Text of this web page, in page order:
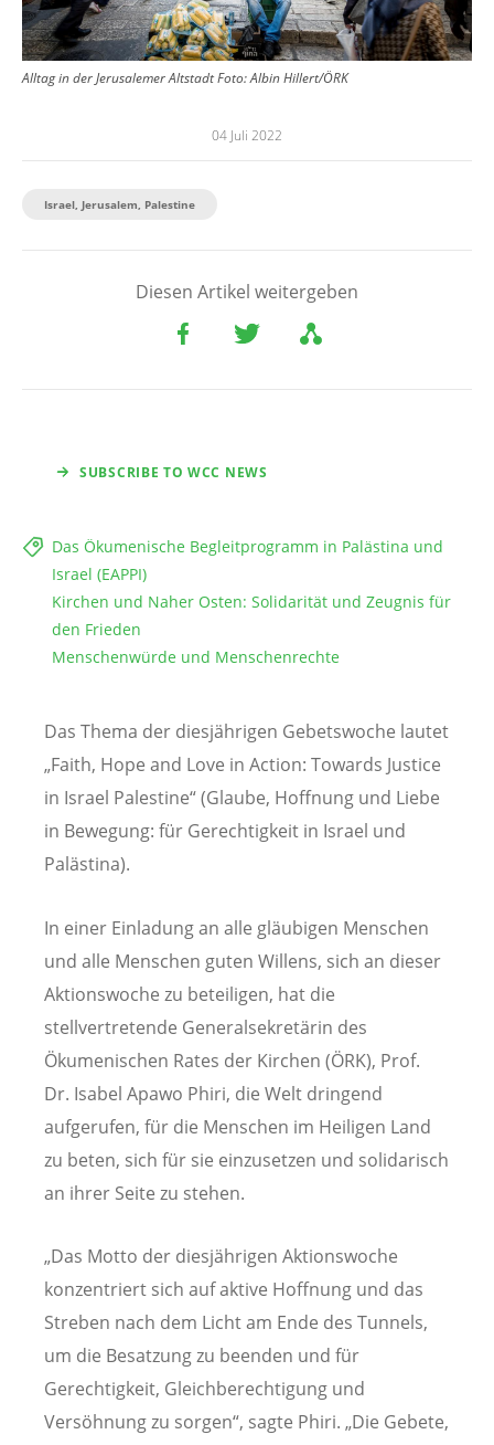
Alltag in der Jerusalemer AltstadtFoto:Albin Hillert/ÖRK
04 Juli 2022
Israel, Jerusalem, Palestine
Diesen Artikel weitergeben
SUBSCRIBE TO WCC NEWS
Das Ökumenische Begleitprogramm in Palästina und
Israel (EAPPI)
Kirchen und Naher Osten: Solidarität und Zeugnis für
den Frieden
Menschenwürde und Menschenrechte
Das Thema der diesjährigen Gebetswoche lautet
„Faith, Hope and Love in Action: Towards Justice
in Israel Palestine“ (Glaube, Hoffnung und Liebe
in Bewegung: für Gerechtigkeit in Israel und
Palästina).
In einer Einladung an alle gläubigen Menschen
und alle Menschen guten Willens, sich an dieser
Aktionswoche zu beteiligen, hat die
stellvertretende Generalsekretärin des
Ökumenischen Rates der Kirchen (ÖRK), Prof.
Dr. Isabel Apawo Phiri, die Welt dringend
aufgerufen, für die Menschen im Heiligen Land
zu beten, sich für sie einzusetzen und solidarisch
an ihrer Seite zu stehen.
„Das Motto der diesjährigen Aktionswoche
konzentriert sich auf aktive Hoffnung und das
Streben nach dem Licht am Ende des Tunnels,
um die Besatzung zu beenden und für
Gerechtigkeit, Gleichberechtigung und
Versöhnung zu sorgen“, sagte Phiri. „Die Gebete,